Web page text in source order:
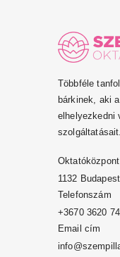
Többféle
bárkinek, aki
elhelyezkedni
szolgáltatásait.
Oktatóközpont
1132
Telefonszám
+3670 3620
Email cím